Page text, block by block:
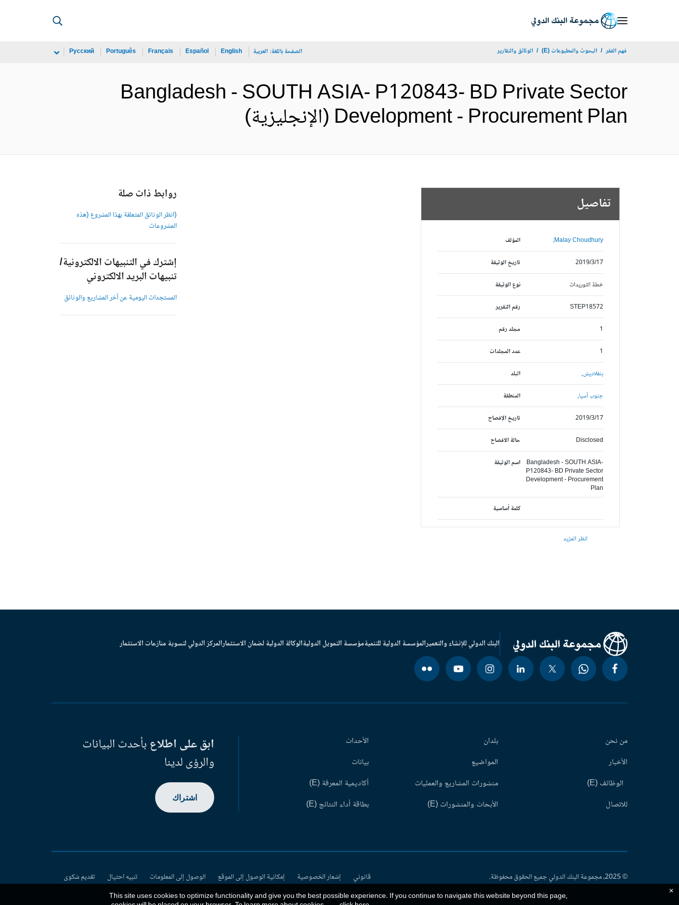
فهم الفقر البحوث والمطبوعات (E) الوثائق والتقارير الصفحة باللغة: العربية English
Español
Français
Português
Русский
Bangladesh - SOUTH ASIA- P120843- BD Private Sector
Development - Procurement Plan (الإنجليزية)
تفاصيل
المؤلف Malay Choudhury;
تاريخ الوثيقة 2019/3/17
نوع الوثيقة خطة التوريدات
رقم التقرير STEP18572
مجلد رقم 1
عدد المجلدات 1
البلد بنغلاديش,
المنطقة جنوب آسيا,
تاريخ الإفصاح 2019/3/17
حالة الافصاح Disclosed
اسم الوثيقة
Bangladesh - SOUTH ASIA-
P120843- BD Private Sector
Development - Procurement
Plan
كلمة أساسية
انظر المزيد
روابط ذات صلة
(انظر الوثائق المتعلقة بهذا المشروع (هذه
المشروعات
إشترك في التنبيهات الالكترونية/
تنبيهات البريد الالكتروني
المستجدات اليومية عن آخر المشاريع والوثائق
البنك الدولي للإنشاء والتعميرالمؤسسة الدولية للتنميةمؤسسة التمويل الدوليةالوكالة الدولية لضمان الاستثمارالمركز الدولي لتسوية منازعات الاستثمار
من نحن
الأخبار
الوظائف (E)
للاتصال
بلدان
المواضيع
منشورات المشاريع والعمليات
الأبحاث والمنشورات (E)
الأحداث
بيانات
أكاديمية المعرفة (E)
بطاقة أداء النتائج (E)
ابق على اطلاعبأحدث البيانات
والرؤى لدينا
اشتراك
© 2025، مجموعة البنك الدولي جميع الحقوق محفوظة. قانوني إشعار الخصوصية إمكانية الوصول إلى الموقع الوصول إلى المعلومات تنبيه احتيال
تقديم شكوى
This site uses cookies to optimize functionality and give you the best possible experience. If you continue to navigate this website beyond this page,
×